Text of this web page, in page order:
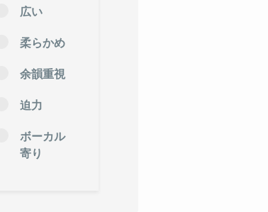
広い
柔らかめ
余韻重視
迫力
ボーカル
寄り